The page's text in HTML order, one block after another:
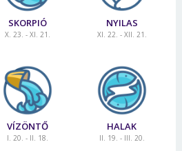
SKORPIÓ
X. 23. - XI. 21.
NYILAS
XI. 22. - XII. 21.
VÍZÖNTŐ
I. 20. - II. 18.
HALAK
II. 19. - III. 20.